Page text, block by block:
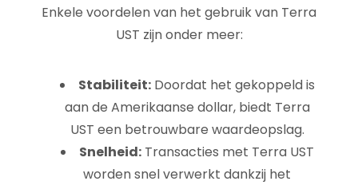
Enkele voordelen van het gebruik van Terra
UST zijn onder meer:
Stabiliteit:Doordat het gekoppeld is
aan de Amerikaanse dollar, biedt Terra
UST een betrouwbare waardeopslag.
Snelheid:Transacties met Terra UST
worden snel verwerkt dankzij het